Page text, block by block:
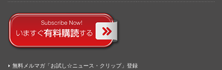
無料メルマガ「お試し☆ニュース・クリップ」登録